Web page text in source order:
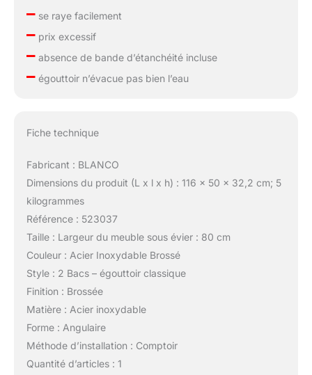
–se raye facilement
–prix excessif
–absence de bande d’étanchéité incluse
–égouttoir n’évacue pas bien l’eau
Fiche technique
Fabricant : BLANCO
Dimensions du produit (L x l x h) : 116 x 50 x 32,2 cm; 5
kilogrammes
Référence : 523037
Taille : Largeur du meuble sous évier : 80 cm
Couleur : Acier Inoxydable Brossé
Style : 2 Bacs – égouttoir classique
Finition : Brossée
Matière : Acier inoxydable
Forme : Angulaire
Méthode d’installation : Comptoir
Quantité d’articles : 1